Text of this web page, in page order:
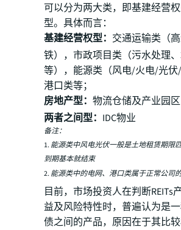
可以分为两大类，即基建经营
型。具体而言：
基建经营权型： 交通运输类（
铁），市政项目类（污水处理
等），能源类（风电/火电/光伏/
港口类等；
房地产型： 物流仓储及产业园区
两者之间型： IDC物业
备注：
1. 能源类中风电光伏一般是土地租赁期限
到期基本就结束
2. 能源类中的电网、港口类属于正常公司
目前，市场投资人在判断REITs
益及风险特性时，普遍认为是
债之间的产品，原因在于其比